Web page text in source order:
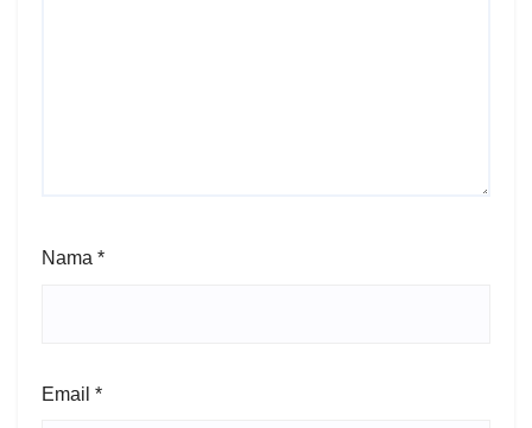
Nama *
Email *